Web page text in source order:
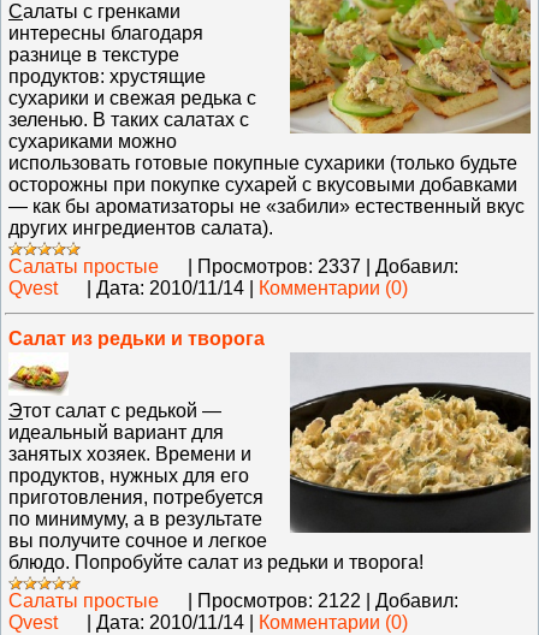
Салаты с гренками
интересны благодаря
разнице в текстуре
продуктов: хрустящие
сухарики и свежая редька с
зеленью. В таких салатах с
сухариками можно
использовать готовые покупные сухарики (только будьте
осторожны при покупке сухарей с вкусовыми добавками
— как бы ароматизаторы не «забили» естественный вкус
других ингредиентов салата).
Салаты простые
Просмотров: 2337
Добавил:
Qvest
Дата: 2010/11/14 Комментарии (0)
Салат из редьки и творога
Этот салат с редькой —
идеальный вариант для
занятых хозяек. Времени и
продуктов, нужных для его
приготовления, потребуется
по минимуму, а в результате
вы получите сочное и легкое
блюдо. Попробуйте салат из редьки и творога!
Салаты простые
Просмотров: 2122
Добавил:
Qvest
Дата: 2010/11/14 Комментарии (0)